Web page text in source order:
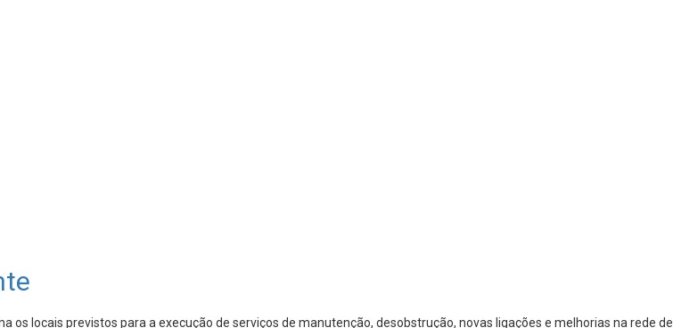
locais previstos para a execução de serviços de manutenção, desobstrução, novas ligações e melhorias na rede de